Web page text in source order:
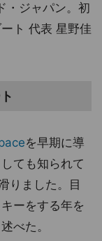
・ジャパン。初
ト 代表 星野佳
を早期に導
ても知られて
りました。目
ーをする年を
べた。